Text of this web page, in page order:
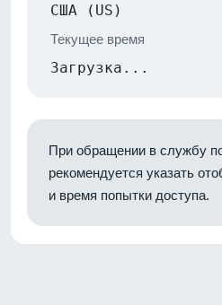
США (US)
Текущее время
Загрузка...
При обращении в службу
рекомендуется указать
и время попытки доступа.